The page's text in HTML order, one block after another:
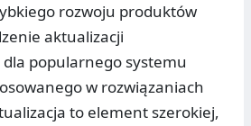
rozwoju produktów
aktualizacji
popularnego systemu
w rozwiązaniach
to element szerokiej,